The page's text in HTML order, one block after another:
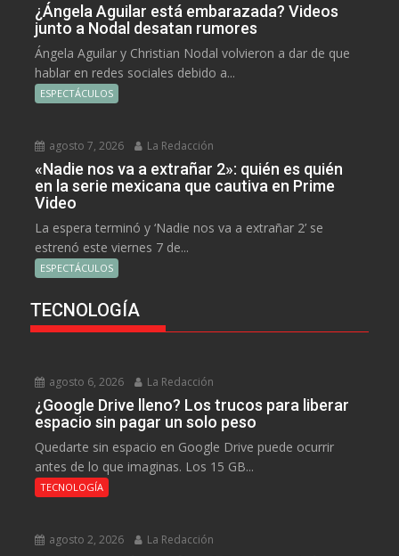
¿Ángela Aguilar está embarazada? Videos
junto a Nodal desatan rumores
Ángela Aguilar y Christian Nodal volvieron a dar de que
hablar en redes sociales debido a...
ESPECTÁCULOS
agosto 7, 2026 La Redacción
«Nadie nos va a extrañar 2»: quién es quién
en la serie mexicana que cautiva en Prime
Video
La espera terminó y ‘Nadie nos va a extrañar 2’ se
estrenó este viernes 7 de...
ESPECTÁCULOS
TECNOLOGÍA
agosto 6, 2026 La Redacción
¿Google Drive lleno? Los trucos para liberar
espacio sin pagar un solo peso
Quedarte sin espacio en Google Drive puede ocurrir
antes de lo que imaginas. Los 15 GB...
TECNOLOGÍA
agosto 2, 2026 La Redacción